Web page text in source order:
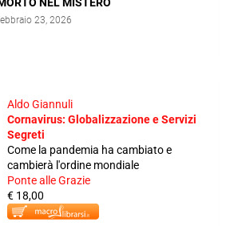
23, 2026
Aldo Giannuli
Cornavirus: Globalizzazione e Servizi
Segreti
Come la pandemia ha cambiato e
cambierà l'ordine mondiale
Ponte alle Grazie
€ 18,00